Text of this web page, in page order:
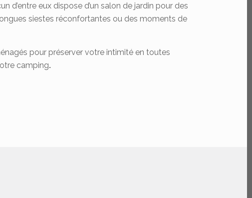
d’entre eux dispose d’un salon de jardin pour des
siestes réconfortantes ou des moments de
pour préserver votre intimité en toutes
camping.